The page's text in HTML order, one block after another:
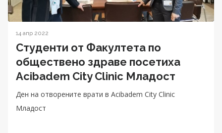
14 апр 2022
Студенти от Факултета по
обществено здраве посетиха
Acibadem City Clinic Младост
Ден на отворените врати в Acibadem City Clinic
Младост